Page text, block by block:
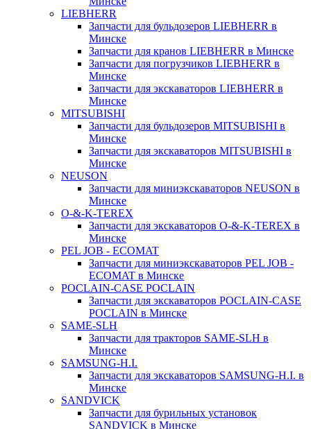
LIEBHERR
Запчасти для бульдозеров LIEBHERR в
Минске
Запчасти для кранов LIEBHERR в Минске
Запчасти для погрузчиков LIEBHERR в
Минске
Запчасти для экскаваторов LIEBHERR в
Минске
MITSUBISHI
Запчасти для бульдозеров MITSUBISHI в
Минске
Запчасти для экскаваторов MITSUBISHI в
Минске
NEUSON
Запчасти для миниэкскаваторов NEUSON в
Минске
O-&-K-TEREX
Запчасти для экскаваторов O-&-K-TEREX в
Минске
PEL JOB - ECOMAT
Запчасти для миниэкскаваторов PEL JOB -
ECOMAT в Минске
POCLAIN-CASE POCLAIN
Запчасти для экскаваторов POCLAIN-CASE
POCLAIN в Минске
SAME-SLH
Запчасти для тракторов SAME-SLH в
Минске
SAMSUNG-H.I.
Запчасти для экскаваторов SAMSUNG-H.I. в
Минске
SANDVICK
Запчасти для бурильных установок
SANDVICK в Минске